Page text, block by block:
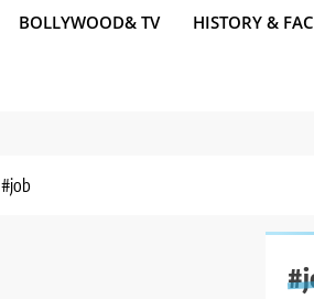
BOLLYWOOD& TV HISTORY &
#job